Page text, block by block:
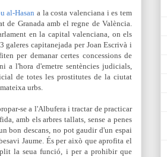
al-Hasan a la costa valenciana i es tem
de Granada amb el regne de València.
en la capital valenciana, on els
galeres capitanejada per Joan Escrivà i
per demanar certes concessions de
a l'hora d'emetre sentències judicials,
de totes les prostitutes de la ciutat
urbs.
se a l'Albufera i tractar de practicar
amb els arbres tallats, sense a penes
bon descans, no pot gaudir d'un espai
Jaume. És per això que aprofita el
la seua funció, i per a prohibir que